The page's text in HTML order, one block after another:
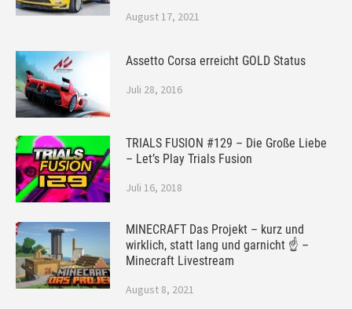
August 17, 2021
Assetto Corsa erreicht GOLD Status
Juli 28, 2016
TRIALS FUSION #129 – Die Große Liebe
– Let’s Play Trials Fusion
Juli 16, 2018
MINECRAFT Das Projekt – kurz und
wirklich, statt lang und garnicht ☝ –
Minecraft Livestream
August 8, 2021